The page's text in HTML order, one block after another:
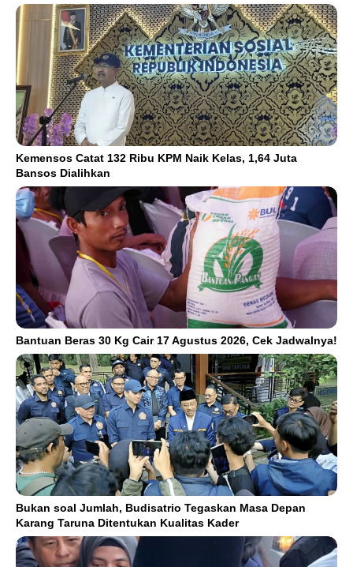
Kemensos Catat 132 Ribu KPM Naik Kelas, 1,64 Juta
Bansos Dialihkan
Bantuan Beras 30 Kg Cair 17 Agustus 2026, Cek Jadwalnya!
Bukan soal Jumlah, Budisatrio Tegaskan Masa Depan
Karang Taruna Ditentukan Kualitas Kader